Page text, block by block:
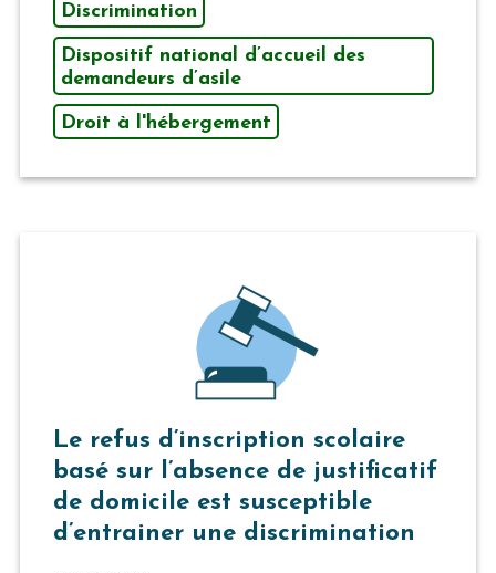
Discrimination
Dispositif national d’accueil des
demandeurs d’asile
Droit à l'hébergement
Le refus d’inscription scolaire
basé sur l’absence de justificatif
de domicile est susceptible
d’entrainer une discrimination